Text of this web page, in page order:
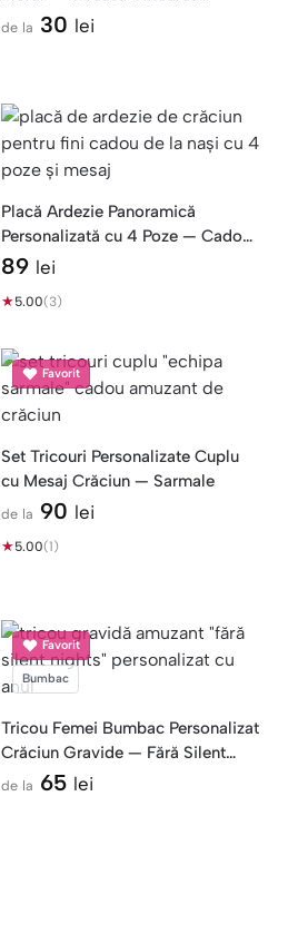
Doamnă
de la 30 lei
Placă Ardezie Panoramică
Personalizată cu 4 Poze — Cadou
Fini Crăciun
89 lei
★5.00(3)
Favorit
Set Tricouri Personalizate Cuplu
cu Mesaj Crăciun — Sarmale
de la 90 lei
★5.00(1)
Favorit
Bumbac
Tricou Femei Bumbac Personalizat
Crăciun Gravide — Fără Silent
Nights
de la 65 lei